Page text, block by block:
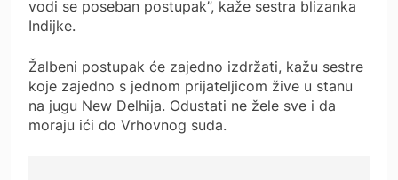
vodi se poseban postupak”, kaže sestra blizanka
Indijke.
Žalbeni postupak će zajedno izdržati, kažu sestre
koje zajedno s jednom prijateljicom žive u stanu
na jugu New Delhija. Odustati ne žele sve i da
moraju ići do Vrhovnog suda.